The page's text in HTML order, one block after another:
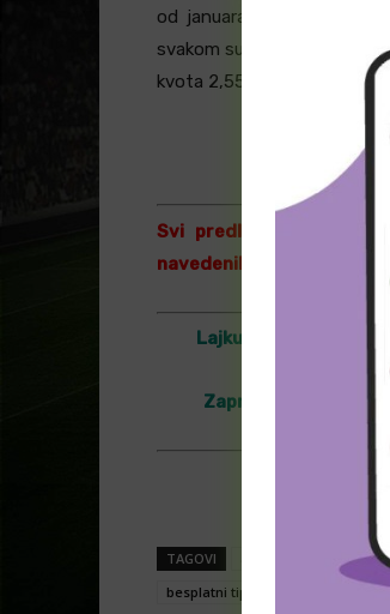
od januara 2021. do aprila
svakom susretu broj
kvota 2,55, dok se za šesti
Svi predlozi su
navedenih ekipa. Predlozi
Lajkujte našu
Zapratite nas i na
TAGOVI besplatne
besplatni tipovi za klađenje